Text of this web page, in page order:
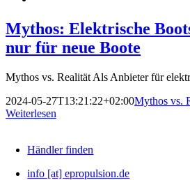
Mythos: Elektrische
nur für neue Boote
Mythos vs. Realität Als Anbieter für
2024-05-27T13:21:22+02:00Mythos vs.
Weiterlesen
Händler finden
info [at] epropulsion.de